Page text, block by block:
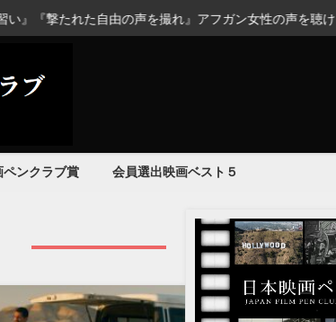
由の声を撮れ』アフガン女性の声を聴け
ペンクラブ賞 会員選出映画ベスト５